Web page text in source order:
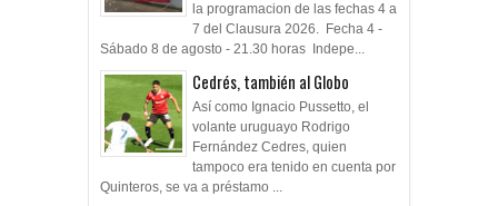
la programacion de las fechas 4 a
7 del Clausura 2026. Fecha 4 -
Sábado 8 de agosto - 21.30 horas Indepe...
Cedrés, también al Globo
Así como Ignacio Pussetto, el
volante uruguayo Rodrigo
Fernández Cedres, quien
tampoco era tenido en cuenta por
Quinteros, se va a préstamo ...